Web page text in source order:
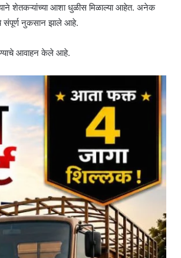
शेतकऱ्यांच्या आशा धुळीस मिळाल्या आहेत. अनेक
संपूर्ण नुकसान झाले आहे.
आवाहन केले आहे.